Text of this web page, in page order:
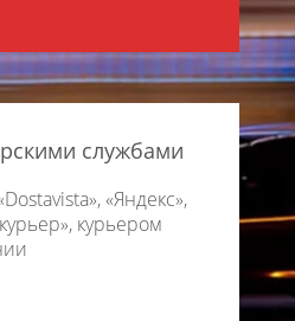
службами
«Яндекс»,
курьером